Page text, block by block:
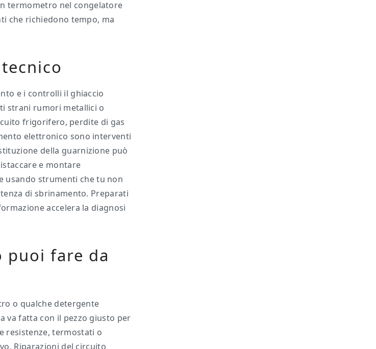
termometro nel congelatore
che richiedono tempo, ma
e i controlli il ghiaccio
strani rumori metallici o
frigorifero, perdite di gas
elettronico sono interventi
della guarnizione può
e montare
usando strumenti che tu non
di sbrinamento. Preparati
accelera la diagnosi
fare da
o qualche detergente
va fatta con il pezzo giusto per
resistenze, termostati o
Riparazioni del circuito